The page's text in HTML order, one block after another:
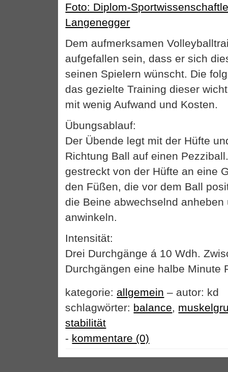
Foto: Diplom-
Langenegger
Dem aufmerksamen
aufgefallen sein, dass er sich
seinen Spielern wünscht. Die
das gezielte Training dieser
mit wenig Aufwand und Kosten.
Übungsablauf:
Der Übende legt mit der Hüfte
Richtung Ball auf einen
gestreckt von der Hüfte an eine
den Füßen, die vor dem Ball
die Beine abwechselnd
anwinkeln.
Intensität:
Drei Durchgänge á 10 Wdh.
Durchgängen eine halbe Minute
kategorie: allgemein – autor: kd
schlagwörter: balance
stabilität
- kommentare (0)